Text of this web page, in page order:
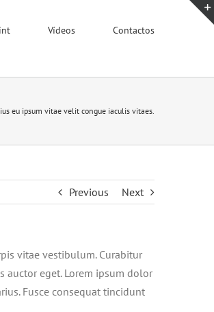
Vídeos Contactos
eu ipsum vitae velit congue iaculis vitaes.
Previous Next
vitae vestibulum. Curabitur
auctor eget. Lorem ipsum dolor
Fusce consequat tincidunt